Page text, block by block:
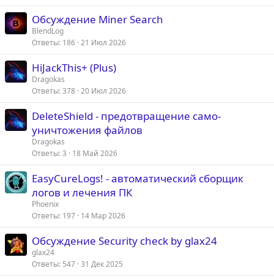
н
Обсуждение Miner Search
BlendLog
Ответы 186 21 Июл 2026
HiJackThis+ (Plus)
Dragokas
Ответы 378 20 Июл 2026
DeleteShield - предотвращение само-
уничтожения файлов
Dragokas
Ответы 3 18 Май 2026
EasyCureLogs! - автоматический сборщик
логов и лечения ПК
Phoenix
Ответы 197 14 Мар 2026
Обсуждение Security check by glax24
glax24
Ответы 547 31 Дек 2025